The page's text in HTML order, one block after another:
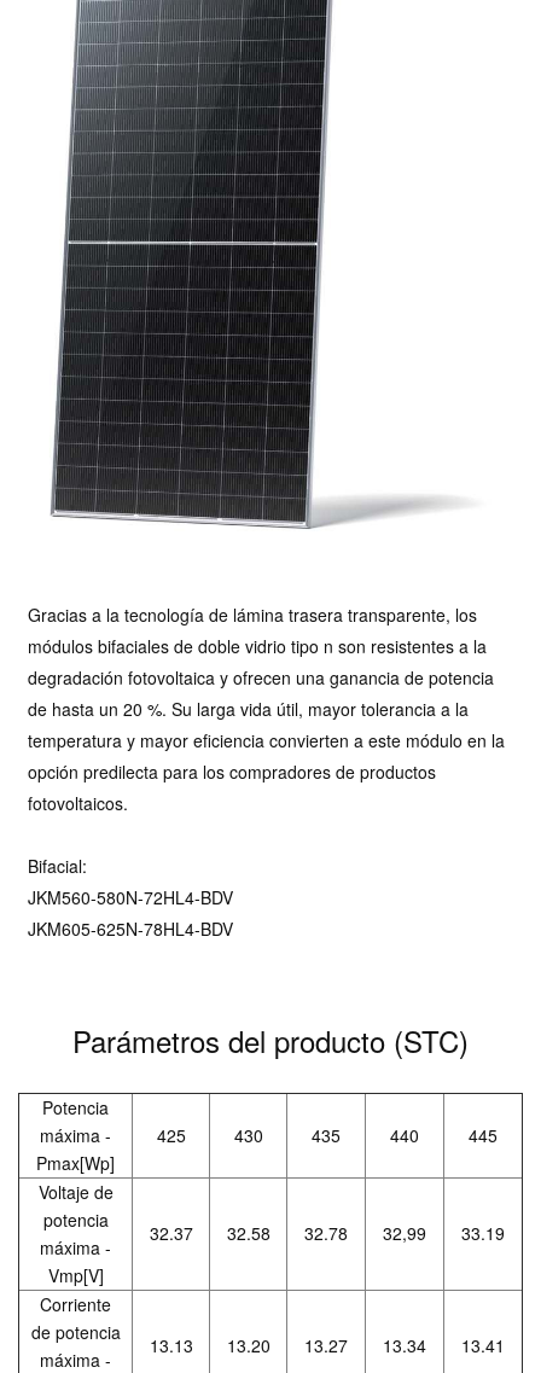
Gracias a la tecnología de lámina trasera transparente, los
módulos bifaciales de doble vidrio tipo n son resistentes a la
degradación fotovoltaica y ofrecen una ganancia de potencia
de hasta un 20 %. Su larga vida útil, mayor tolerancia a la
temperatura y mayor eficiencia convierten a este módulo en la
opción predilecta para los compradores de productos
fotovoltaicos.
Bifacial:
JKM560-580N-72HL4-BDV
JKM605-625N-78HL4-BDV
Parámetros del producto (STC)
Potencia
máxima -
Pmax[Wp]
425 430 435 440 445
Voltaje de
potencia
máxima -
Vmp[V]
32.37 32.58 32.78 32,99 33.19
Corriente
de potencia
máxima -
13.13 13.20 13.27 13.34 13.41